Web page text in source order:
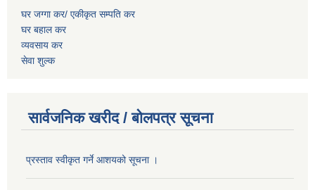
घर जग्गा कर/ एकीकृत सम्पति कर
घर बहाल कर
व्यवसाय कर
सेवा शुल्क
सार्वजनिक खरीद / बोलपत्र सूचना
प्रस्ताव स्वीकृत गर्ने आशयको सूचना ।